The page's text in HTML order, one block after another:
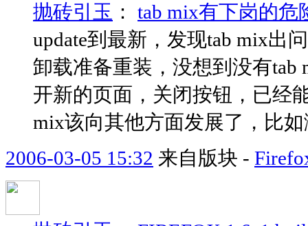
抛砖引玉 ： tab mix有下岗的危
update到最新，发现tab mix出
卸载准备重装，没想到没有
开新的页面，关闭按钮，已经
mix该向其他方面发展了，比
2006-03-05 15:32 来自版块 -